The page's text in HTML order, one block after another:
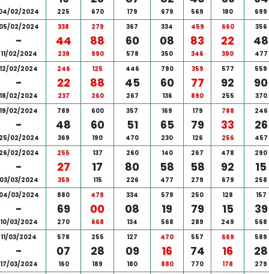
02/2024 225 670 179 679 569 180
699
02/2024
-
11/02/2024
338
44
239
279
88
990
367
60
578
334
08
350
459
83
346
660
22
390
356
48
477
12/02/2024
-
18/02/2024
246
22
237
125
88
260
446
45
267
790
60
136
359
77
890
577
92
255
559
90
370
19/02/2024
-
02/2024
789
48
369
600
60
190
357
51
470
169
65
230
179
79
126
788
33
256
246
26
457
02/2024
-
03/2024
255
27
359
137
17
115
260
80
226
140
58
477
267
58
279
478
92
679
290
15
258
03/2024
-
10/03/2024
880
69
270
479
00
668
334
08
134
579
19
568
250
79
289
128
15
249
157
39
568
11/03/2024
-
17/03/2024
578
07
160
255
28
189
127
09
180
470
16
880
557
74
770
669
16
178
589
28
279